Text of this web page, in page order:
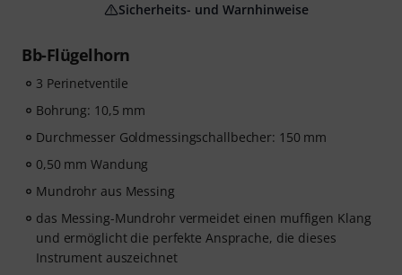
Bb-Flügelhorn
3 Perinetventile
Bohrung: 10,5 mm
Durchmesser Goldmessingschallbecher: 150 mm
0,50 mm Wandung
Mundrohr aus Messing
das Messing-Mundrohr vermeidet einen muffigen Klang
und ermöglicht die perfekte Ansprache, die dieses
Instrument auszeichnet
Sicherheits- und Warnhinweise